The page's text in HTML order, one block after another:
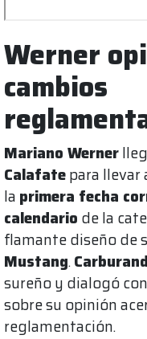
Werner
cambios
Mariano Werner
Calafatepara llevar
la primera fecha
calendario de la
flamante diseño de
Mustang.
sureño y dialogó
sobre su opinión
reglamentación.